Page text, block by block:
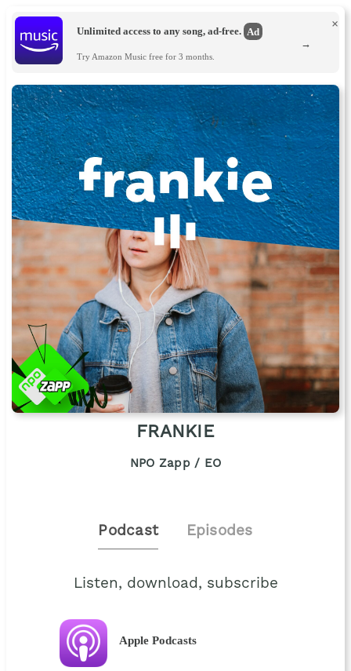
Unlimited access to any song, ad-free. Ad
Try Amazon Music free for 3 months.
×
→
FRANKIE
NPO Zapp / EO
Podcast Episodes
Listen, download, subscribe
Apple Podcasts